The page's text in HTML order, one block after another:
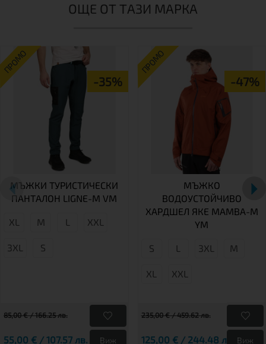
ОЩЕ ОТ ТАЗИ МАРКА
ПРОМО
-35%
МЪЖКИ ТУРИСТИЧЕСКИ
ПАНТАЛОН LIGNE-M VM
XL M L XXL
3XL S
85,00 € / 166.25 лв.
55,00 € / 107.57 лв. Виж
ПРОМО
-47%
МЪЖКО
ВОДОУСТОЙЧИВО
ХАРДШЕЛ ЯКЕ MAMBA-M
YM
S L 3XL М
XL XXL
235,00 € / 459.62 лв.
125,00 € / 244.48 лв. Виж